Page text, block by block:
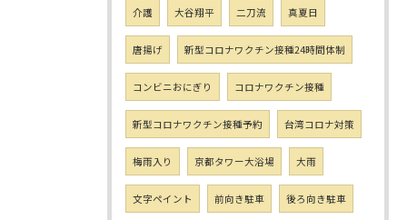
介護 大谷翔平 二刀流 真夏日
唐揚げ 新型コロナワクチン接種24時間体制
コンビニおにぎり コロナワクチン接種
新型コロナワクチン接種予約 台湾コロナ対策
梅雨入り 京都タワー大浴場 大雨
文字ペイント 前向き駐車 後ろ向き駐車